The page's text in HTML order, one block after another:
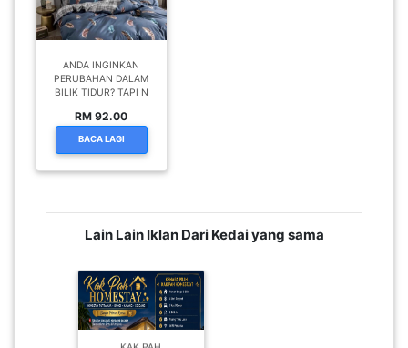
ANDA INGINKAN
PERUBAHAN DALAM
BILIK TIDUR? TAPI N
RM 92.00
BACA LAGI
Lain Lain Iklan Dari Kedai yang sama